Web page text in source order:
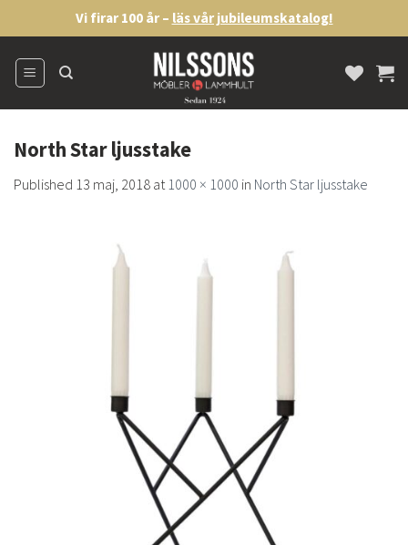
to
content
Vi firar 100 år – läs vår jubileumskatalog!
North Star ljusstake
Published 13 maj, 2018 at1000 × 1000 in North Star ljusstake